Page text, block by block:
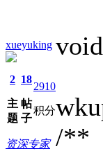
xueyuking
2
主
题
18
帖
子
2910
积分
资深专家 /**